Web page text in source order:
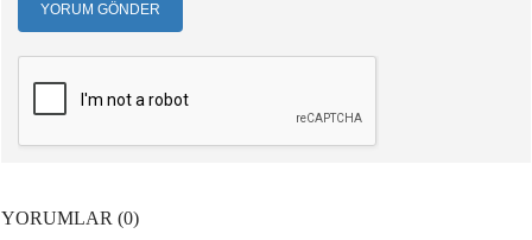
YORUM GÖNDER
YORUMLAR (0)